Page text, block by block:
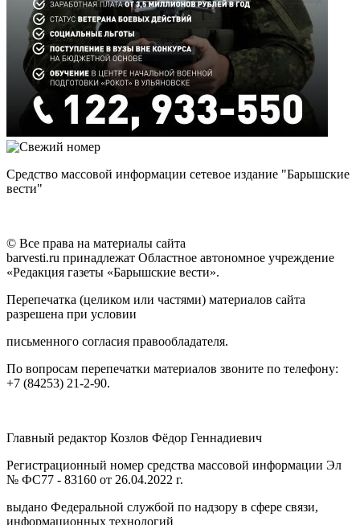
Средство массовой информации сетевое издание "Барышские
вести"
© Все права на материалы сайта
barvesti.ru принадлежат Областное автономное учреждение
«Редакция газеты «Барышские вести».
Перепечатка (целиком или частями) материалов сайта
разрешена при условии
письменного согласия правообладателя.
По вопросам перепечатки материалов звоните по телефону:
+7 (84253) 21-2-90.
Главный редактор Козлов Фёдор Геннадиевич
Регистрационный номер средства массовой информации Эл
№ ФС77 - 83160 от 26.04.2022 г.
выдано Федеральной службой по надзору в сфере связи,
информационных технологий